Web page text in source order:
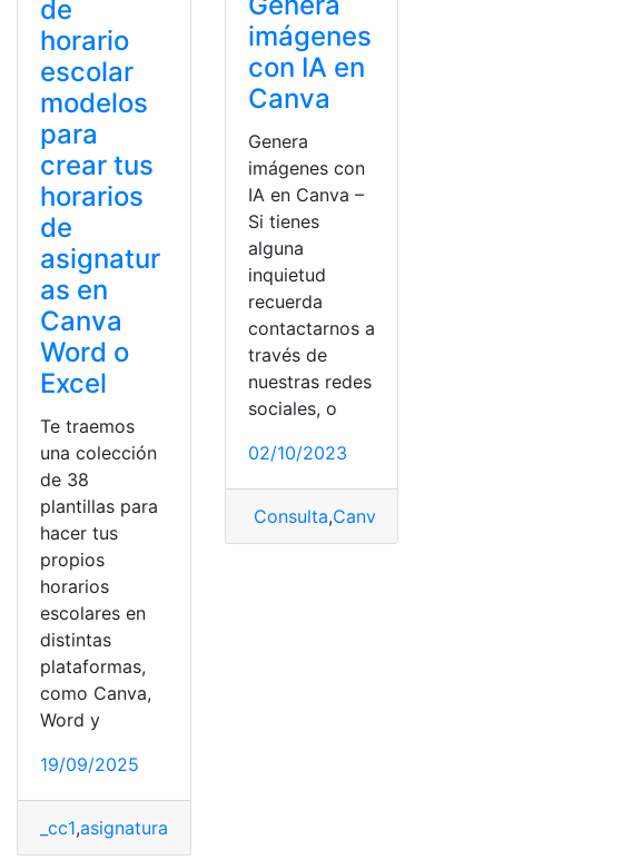
de
horario
escolar
modelos
para
crear tus
horarios
de
asignatur
as en
Canva
Word o
Excel
Te traemos
una colección
de 38
plantillas para
hacer tus
propios
horarios
escolares en
distintas
plataformas,
como Canva,
Word y
19/09/2025
_cc1,asignaturas
imágenes
con IA en
Canva
Genera
imágenes con
IA en Canva –
Si tienes
alguna
inquietud
recuerda
contactarnos a
través de
nuestras redes
sociales, o
02/10/2023
Consulta,Canva